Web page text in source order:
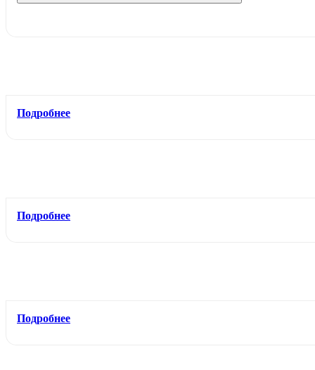
Подробнее
Подробнее
Подробнее